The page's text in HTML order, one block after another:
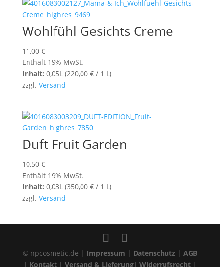
Wohlfühl Gesichts Creme
11,00 €
Enthält 19% MwSt.
Inhalt: 0,05L (220,00 €/ 1 L)
zzgl. Versand
Duft Fruit Garden
10,50 €
Enthält 19% MwSt.
Inhalt: 0,03L (350,00 €/ 1 L)
zzgl. Versand
© npcosmetic.de | Impressum | Datenschutz | AGB
| Kontakt| Versand & Lieferung| Widerrufsrecht|